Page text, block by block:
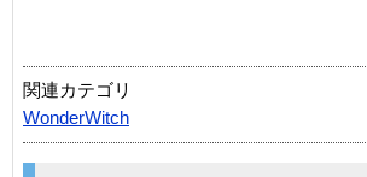
関連カテゴリ
WonderWitch